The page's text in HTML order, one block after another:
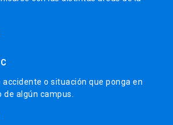
o situación que ponga en
de algún campus.